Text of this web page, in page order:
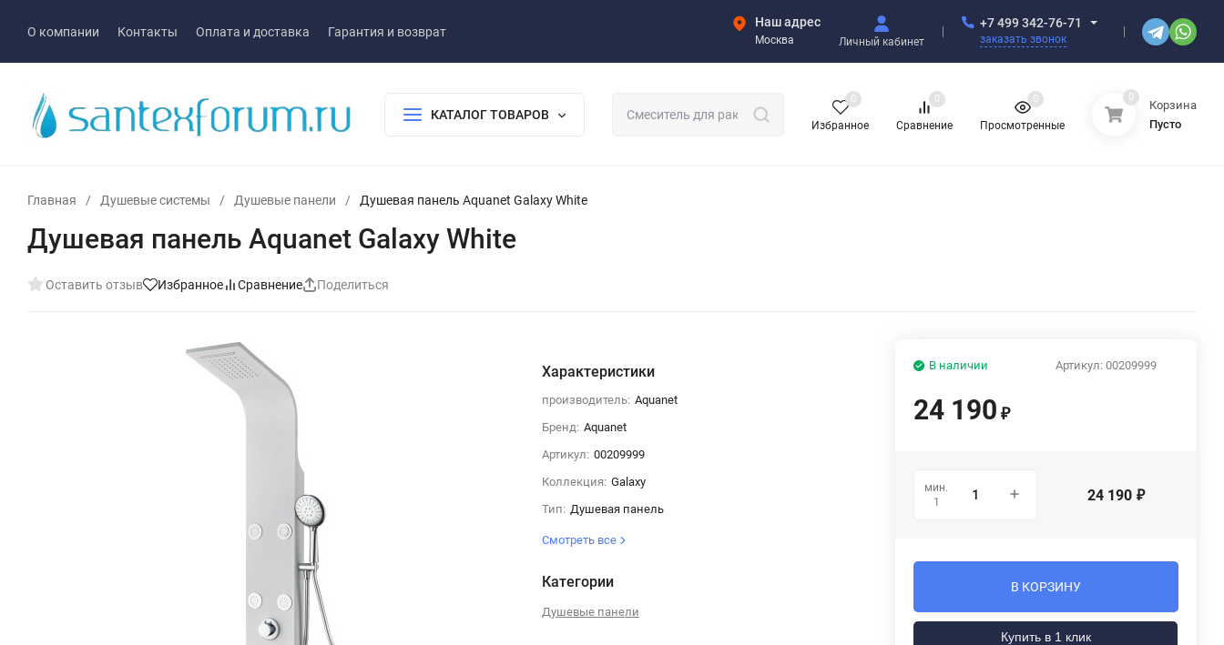
О компании Контакты Оплата и доставка Гарантия и возврат
Наш адрес
Москва Личный кабинет
+7 499 342-76-71
заказать звонок
КАТАЛОГ ТОВАРОВ
Избранное
0
Сравнение
0
Просмотренные
0 0
Корзина
Пусто
Главная / Душевые системы / Душевые панели / Душевая панель Aquanet Galaxy White
Душевая панель Aquanet Galaxy White
Оставить отзыв Избранное Сравнение Поделиться
Характеристики
производитель: Aquanet
Бренд: Aquanet
Артикул: 00209999
Коллекция: Galaxy
Тип: Душевая панель
Смотреть все
Категории
Душевые панели
Артикул: 00209999
В наличии
24 190 ₽
мин.
1
24 190 ₽
В КОРЗИНУ
Купить в 1 клик